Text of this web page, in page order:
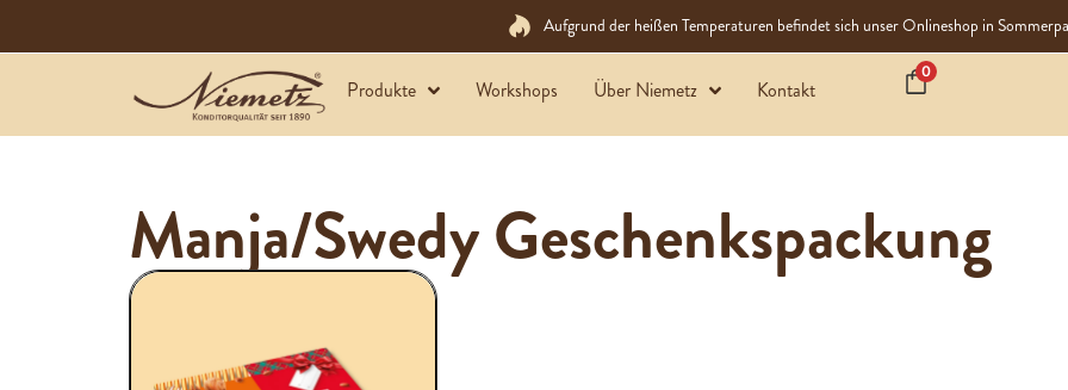
Aufgrund der heißen Temperaturen befindet sich unser Onlineshop in
Produkte Workshops Über Niemetz Kontakt
0
Manja/Swedy Geschenkspackung